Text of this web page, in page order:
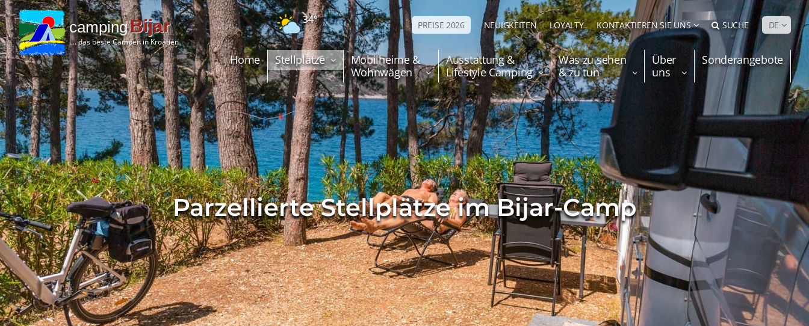
campingBijar
.... das beste Campen in Kroatien
34° PREISE 2026 NEUIGKEITEN LOYALTY KONTAKTIEREN SIE UNS SUCHE DE
Home Stellplätze
Mobilheime &
Wohnwägen
Ausstattung &
Lifestyle Camping
Was zu sehen
& zu tun
Über
uns
Sonderangebote
Parzellierte Stellplätze im Bijar-Camp